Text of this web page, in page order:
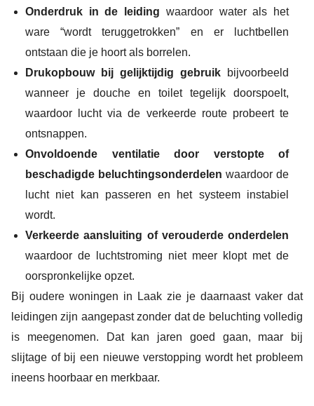
Onderdruk in de leiding waardoor water als het
ware “wordt teruggetrokken” en er luchtbellen
ontstaan die je hoort als borrelen.
Drukopbouw bij gelijktijdig gebruik bijvoorbeeld
wanneer je douche en toilet tegelijk doorspoelt,
waardoor lucht via de verkeerde route probeert te
ontsnappen.
Onvoldoende ventilatie door verstopte of
beschadigde beluchtingsonderdelen waardoor de
lucht niet kan passeren en het systeem instabiel
wordt.
Verkeerde aansluiting of verouderde onderdelen
waardoor de luchtstroming niet meer klopt met de
oorspronkelijke opzet.
Bij oudere woningen in Laak zie je daarnaast vaker dat
leidingen zijn aangepast zonder dat de beluchting volledig
is meegenomen. Dat kan jaren goed gaan, maar bij
slijtage of bij een nieuwe verstopping wordt het probleem
ineens hoorbaar en merkbaar.